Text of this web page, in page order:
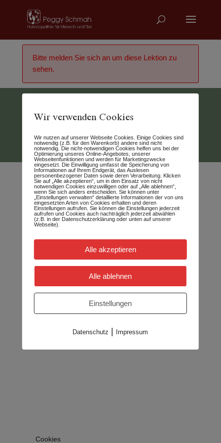
Bitte melden Sie sich an um diese Lektion zu
sehen.
Vertrag widerrufen
© 2026 - Peggy Schmah
Cookies
Wir verwenden Cookies
Wir nutzen auf unserer Webseite Cookies. Einige Cookies sind
notwendig (z.B. für den Warenkorb) andere sind nicht
notwendig. Die nicht-notwendigen Cookies helfen uns bei der
Optimierung unseres Online-Angebotes, unserer
Webseitenfunktionen und werden für Marketingzwecke
eingesetzt. Die Einwilligung umfasst die Speicherung von
Informationen auf Ihrem Endgerät, das Auslesen
personenbezogener Daten sowie deren Verarbeitung. Klicken
Sie auf „Alle akzeptieren“, um in den Einsatz von nicht
notwendigen Cookies einzuwilligen oder auf „Alle ablehnen“,
wenn Sie sich anders entscheiden. Sie können unter
„Einstellungen verwalten“ detaillierte Informationen der von uns
eingesetzten Arten von Cookies erhalten und deren
Einstellungen aufrufen. Sie können die Einstellungen jederzeit
aufrufen und Cookies auch nachträglich jederzeit abwählen
(z.B. in der Datenschutzerklärung oder unten auf unserer
Webseite).
Alle akzeptieren
Alle ablehnen
Einstellungen
Datenschutz Impressum